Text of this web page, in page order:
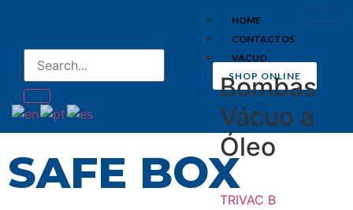
HOME
CONTACTOS
VÁCUO
Bombas
Vácuo a
Óleo
TRIVAC B
SHOP ONLINE
SAFE BOX